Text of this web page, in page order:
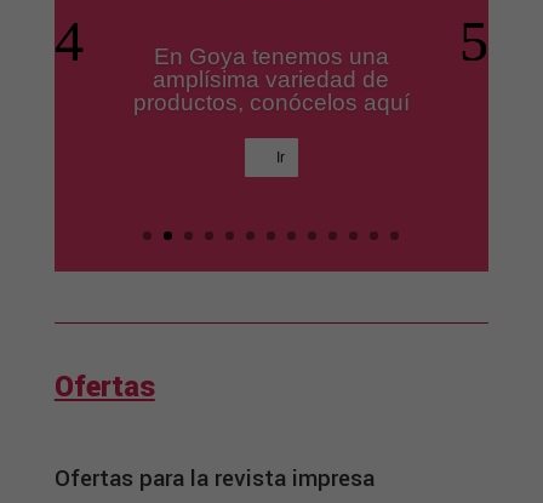
Los mejores productos para
tus platos preferidos.
Ir
Ofertas
Ofertas para la revista impresa